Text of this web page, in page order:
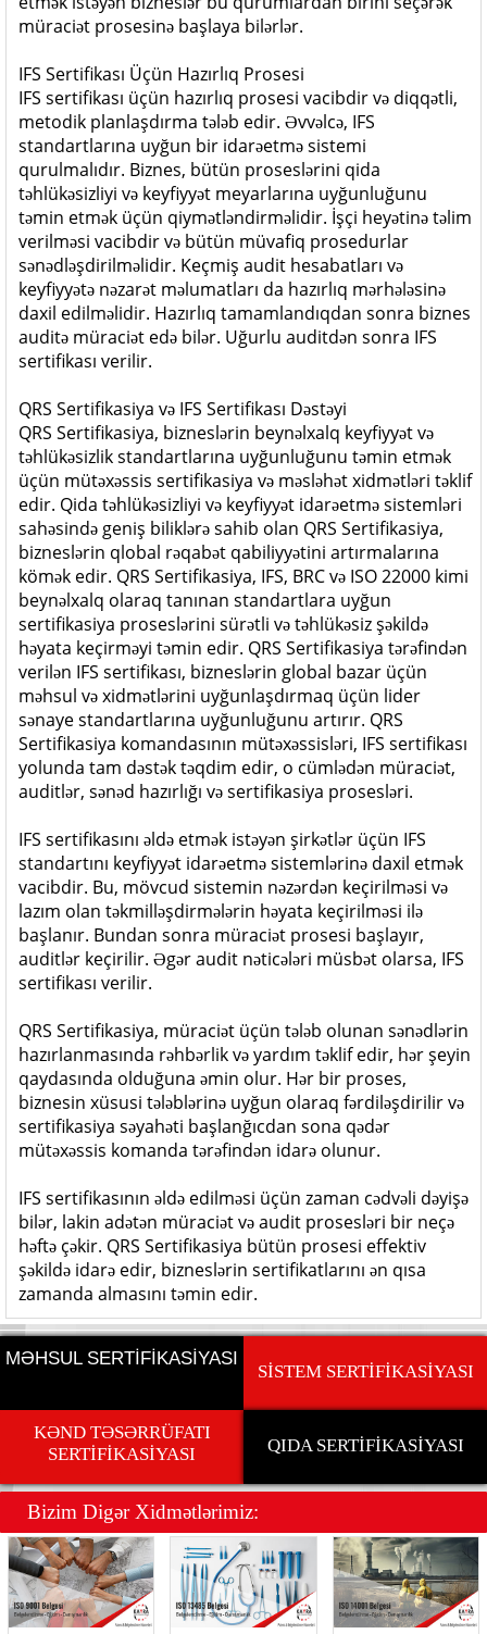
müraciət prosesinə başlaya bilərlər.
IFS Sertifikası Üçün Hazırlıq Prosesi
IFS sertifikası üçün hazırlıq prosesi vacibdir və diqqətli,
metodik planlaşdırma tələb edir. Əvvəlcə, IFS
standartlarına uyğun bir idarəetmə sistemi
qurulmalıdır. Biznes, bütün proseslərini qida
təhlükəsizliyi və keyfiyyət meyarlarına uyğunluğunu
təmin etmək üçün qiymətləndirməlidir. İşçi heyətinə təlim
verilməsi vacibdir və bütün müvafiq prosedurlar
sənədləşdirilməlidir. Keçmiş audit hesabatları və
keyfiyyətə nəzarət məlumatları da hazırlıq mərhələsinə
daxil edilməlidir. Hazırlıq tamamlandıqdan sonra biznes
auditə müraciət edə bilər. Uğurlu auditdən sonra IFS
sertifikası verilir.
QRS Sertifikasiya və IFS Sertifikası Dəstəyi
QRS Sertifikasiya, bizneslərin beynəlxalq keyfiyyət və
təhlükəsizlik standartlarına uyğunluğunu təmin etmək
üçün mütəxəssis sertifikasiya və məsləhət xidmətləri təklif
edir. Qida təhlükəsizliyi və keyfiyyət idarəetmə sistemləri
sahəsində geniş biliklərə sahib olan QRS Sertifikasiya,
bizneslərin qlobal rəqabət qabiliyyətini artırmalarına
kömək edir. QRS Sertifikasiya, IFS, BRC və ISO 22000 kimi
beynəlxalq olaraq tanınan standartlara uyğun
sertifikasiya proseslərini sürətli və təhlükəsiz şəkildə
həyata keçirməyi təmin edir. QRS Sertifikasiya tərəfindən
verilən IFS sertifikası, bizneslərin global bazar üçün
məhsul və xidmətlərini uyğunlaşdırmaq üçün lider
sənaye standartlarına uyğunluğunu artırır. QRS
Sertifikasiya komandasının mütəxəssisləri, IFS sertifikası
yolunda tam dəstək təqdim edir, o cümlədən müraciət,
auditlər, sənəd hazırlığı və sertifikasiya prosesləri.
IFS sertifikasını əldə etmək istəyən şirkətlər üçün IFS
standartını keyfiyyət idarəetmə sistemlərinə daxil etmək
vacibdir. Bu, mövcud sistemin nəzərdən keçirilməsi və
lazım olan təkmilləşdirmələrin həyata keçirilməsi ilə
başlanır. Bundan sonra müraciət prosesi başlayır,
auditlər keçirilir. Əgər audit nəticələri müsbət olarsa, IFS
sertifikası verilir.
QRS Sertifikasiya, müraciət üçün tələb olunan sənədlərin
hazırlanmasında rəhbərlik və yardım təklif edir, hər şeyin
qaydasında olduğuna əmin olur. Hər bir proses,
biznesin xüsusi tələblərinə uyğun olaraq fərdiləşdirilir və
sertifikasiya səyahəti başlanğıcdan sona qədər
mütəxəssis komanda tərəfindən idarə olunur.
IFS sertifikasının əldə edilməsi üçün zaman cədvəli dəyişə
bilər, lakin adətən müraciət və audit prosesləri bir neçə
həftə çəkir. QRS Sertifikasiya bütün prosesi effektiv
şəkildə idarə edir, bizneslərin sertifikatlarını ən qısa
zamanda almasını təmin edir.
MƏHSUL SERTİFİKASİYASI
SİSTEM SERTİFİKASİYASI
KƏND TƏSƏRRÜFATI
SERTİFİKASİYASI
QIDA SERTİFİKASİYASI
Bizim Digər Xidmətlərimiz: